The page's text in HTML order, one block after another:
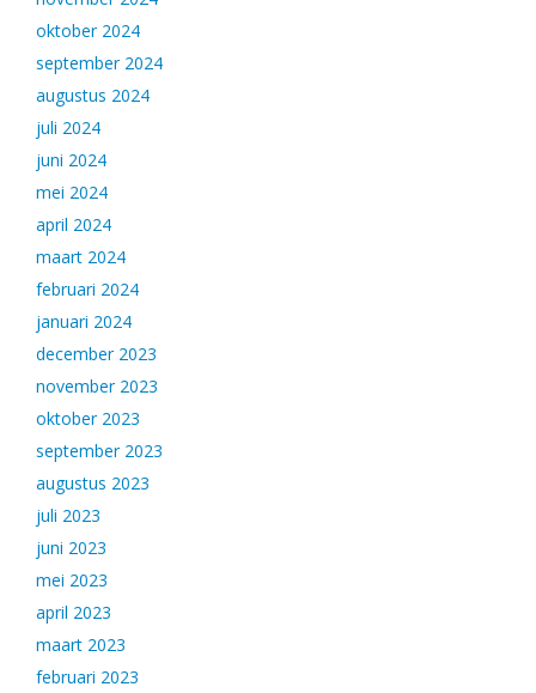
oktober 2024
september 2024
augustus 2024
juli 2024
juni 2024
mei 2024
april 2024
maart 2024
februari 2024
januari 2024
december 2023
november 2023
oktober 2023
september 2023
augustus 2023
juli 2023
juni 2023
mei 2023
april 2023
maart 2023
februari 2023